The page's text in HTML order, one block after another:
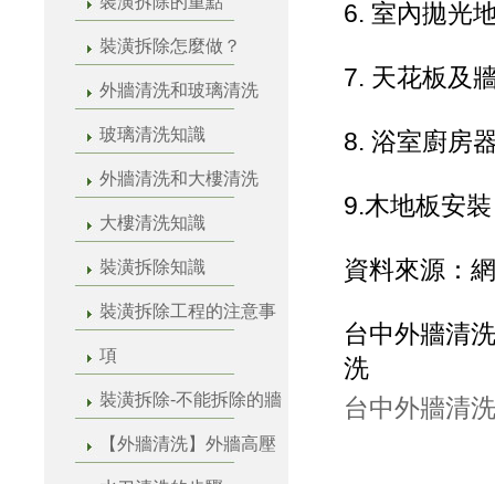
裝潢拆除怎麼做？
外牆清洗和玻璃清洗
玻璃清洗知識
外牆清洗和大樓清洗
大樓清洗知識
裝潢拆除知識
裝潢拆除工程的注意事
項
裝潢拆除-不能拆除的牆
【外牆清洗】外牆高壓
6. 室內拋光
7. 天花板及
8. 浴室廚房
9.木地板安
資料來源：
台中外牆清
洗
台中外牆清